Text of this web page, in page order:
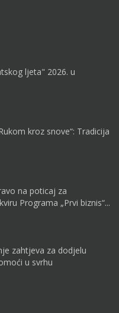
ljeta" 2026. u
kroz snove“: Tradicija
na poticaj za
Programa „Prvi biznis“...
zahtjeva za dodjelu
u svrhu